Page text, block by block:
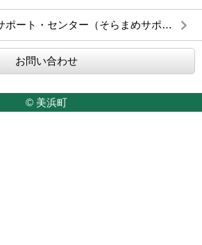
御坊市ファミリー・サポート・センター（そらまめサポート）について
お問い合わせ
© 美浜町